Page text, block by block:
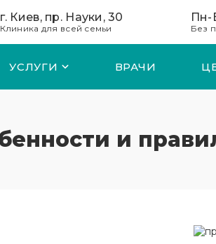
г. Киев, пр. Науки, 30
Клиника для всей семьи
Пн-
Без
УСЛУГИ ВРАЧИ
и